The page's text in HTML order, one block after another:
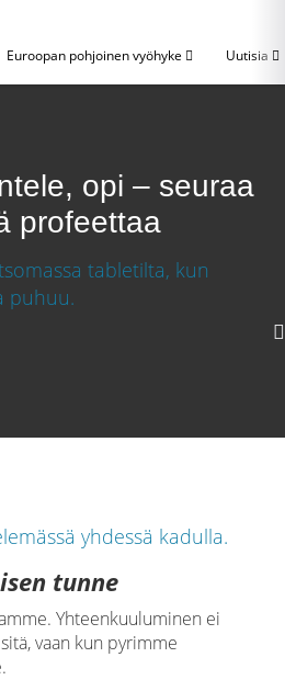
Euroopan pohjoinen vyöhyke Uutisia
opi – seuraa
profeettaa
tunne
Yhteenkuuluminen ei
vaan kun pyrimme